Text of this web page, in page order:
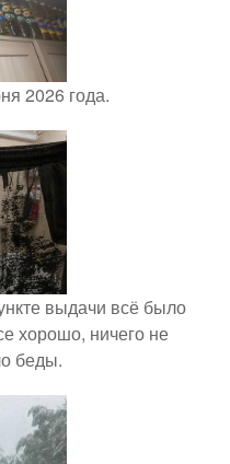
2026 года.
выдачи всё было
хорошо, ничего не
беды.